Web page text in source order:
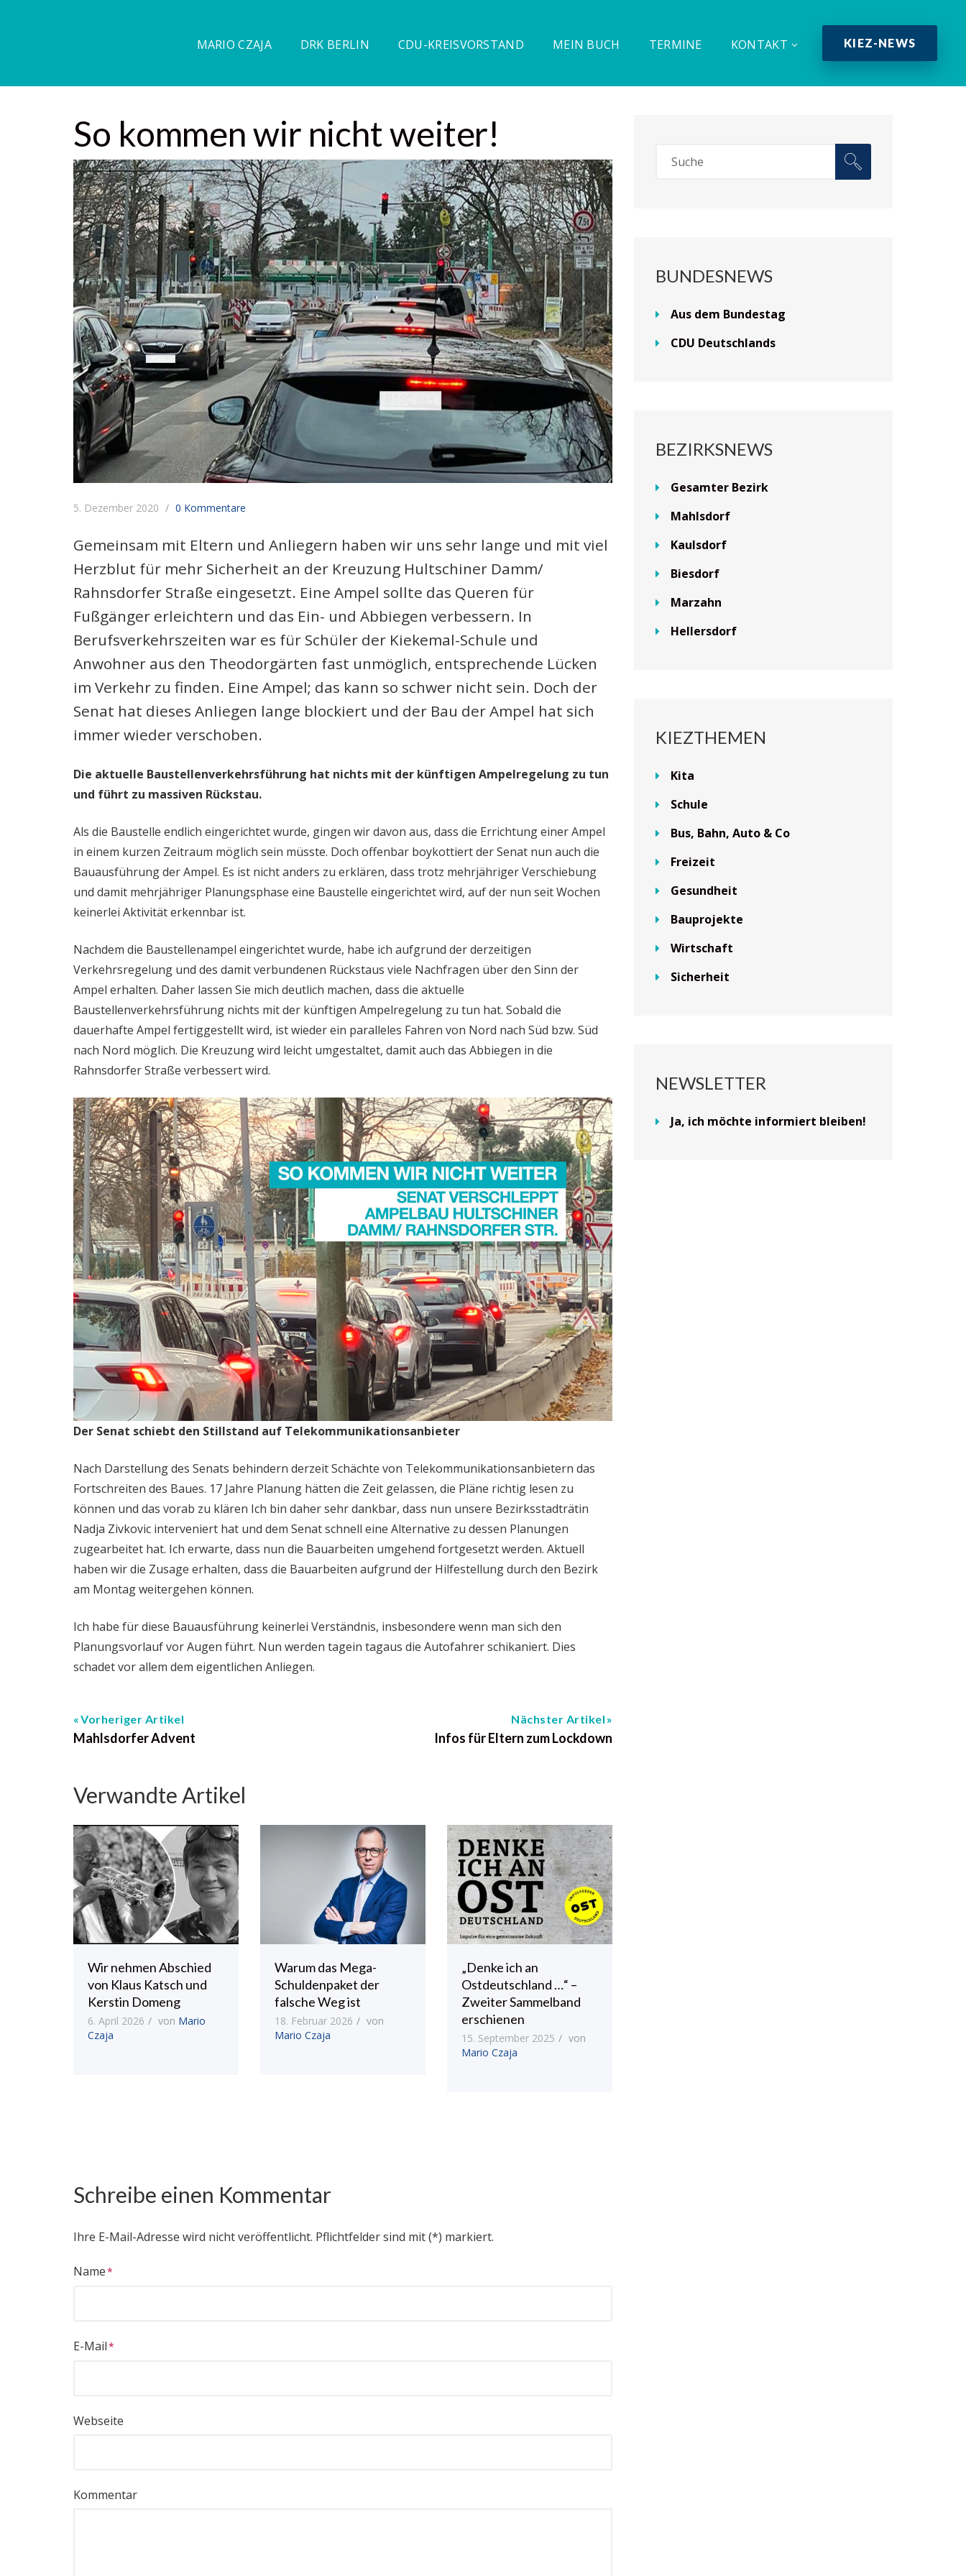
MARIO CZAJA DRK BERLIN CDU-KREISVORSTAND MEIN BUCH TERMINE KONTAKT KIEZ-NEWS
So kommen wir nicht weiter!
5. Dezember 2020 0 Kommentare
Gemeinsam mit Eltern und Anliegern haben wir uns sehr lange und mit viel
Herzblut für mehr Sicherheit an der Kreuzung Hultschiner Damm/
Rahnsdorfer Straße eingesetzt. Eine Ampel sollte das Queren für
Fußgänger erleichtern und das Ein- und Abbiegen verbessern. In
Berufsverkehrszeiten war es für Schüler der Kiekemal-Schule und
Anwohner aus den Theodorgärten fast unmöglich, entsprechende Lücken
im Verkehr zu finden. Eine Ampel; das kann so schwer nicht sein. Doch der
Senat hat dieses Anliegen lange blockiert und der Bau der Ampel hat sich
immer wieder verschoben.
Die aktuelle Baustellenverkehrsführung hat nichts mit der künftigen Ampelregelung zu tun
und führt zu massiven Rückstau.
Als die Baustelle endlich eingerichtet wurde, gingen wir davon aus, dass die Errichtung einer Ampel
in einem kurzen Zeitraum möglich sein müsste. Doch offenbar boykottiert der Senat nun auch die
Bauausführung der Ampel. Es ist nicht anders zu erklären, dass trotz mehrjähriger Verschiebung
und damit mehrjähriger Planungsphase eine Baustelle eingerichtet wird, auf der nun seit Wochen
keinerlei Aktivität erkennbar ist.
Nachdem die Baustellenampel eingerichtet wurde, habe ich aufgrund der derzeitigen
Verkehrsregelung und des damit verbundenen Rückstaus viele Nachfragen über den Sinn der
Ampel erhalten. Daher lassen Sie mich deutlich machen, dass die aktuelle
Baustellenverkehrsführung nichts mit der künftigen Ampelregelung zu tun hat. Sobald die
dauerhafte Ampel fertiggestellt wird, ist wieder ein paralleles Fahren von Nord nach Süd bzw. Süd
nach Nord möglich. Die Kreuzung wird leicht umgestaltet, damit auch das Abbiegen in die
Rahnsdorfer Straße verbessert wird.
Der Senat schiebt den Stillstand auf Telekommunikationsanbieter
Nach Darstellung des Senats behindern derzeit Schächte von Telekommunikationsanbietern das
Fortschreiten des Baues. 17 Jahre Planung hätten die Zeit gelassen, die Pläne richtig lesen zu
können und das vorab zu klären Ich bin daher sehr dankbar, dass nun unsere Bezirksstadträtin
Nadja Zivkovic interveniert hat und dem Senat schnell eine Alternative zu dessen Planungen
zugearbeitet hat. Ich erwarte, dass nun die Bauarbeiten umgehend fortgesetzt werden. Aktuell
haben wir die Zusage erhalten, dass die Bauarbeiten aufgrund der Hilfestellung durch den Bezirk
am Montag weitergehen können.
Ich habe für diese Bauausführung keinerlei Verständnis, insbesondere wenn man sich den
Planungsvorlauf vor Augen führt. Nun werden tagein tagaus die Autofahrer schikaniert. Dies
schadet vor allem dem eigentlichen Anliegen.
Vorheriger Artikel
Mahlsdorfer Advent
Nächster Artikel
Infos für Eltern zum Lockdown
Verwandte Artikel
Wir nehmen Abschied
von Klaus Katsch und
Kerstin Domeng
6. April 2026 von Mario
Czaja
Warum das Mega-
Schuldenpaket der
falsche Weg ist
18. Februar 2026
von
Mario Czaja
„Denke ich an
Ostdeutschland …“ –
Zweiter Sammelband
erschienen
15. September 2025
von
Mario Czaja
Schreibe einen Kommentar
Ihre E-Mail-Adresse wird nicht veröffentlicht. Pflichtfelder sind mit (*) markiert.
Name
E-Mail
Webseite
Kommentar
BUNDESNEWS
Aus dem Bundestag
CDU Deutschlands
BEZIRKSNEWS
Gesamter Bezirk
Mahlsdorf
Kaulsdorf
Biesdorf
Marzahn
Hellersdorf
KIEZTHEMEN
Kita
Schule
Bus, Bahn, Auto & Co
Freizeit
Gesundheit
Bauprojekte
Wirtschaft
Sicherheit
NEWSLETTER
Ja, ich möchte informiert bleiben!